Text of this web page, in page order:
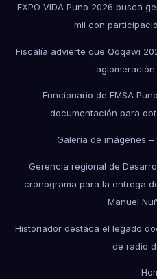
EXPO VIDA Puno 2026 busca
mil con
Fiscalía advierte que Qoqawi
Funcionario de EMSA
documentación para
Galería de imágenes –
Gerencia regional de
cronograma para la entrega
Manuel
Historiador destaca el legado
de radio